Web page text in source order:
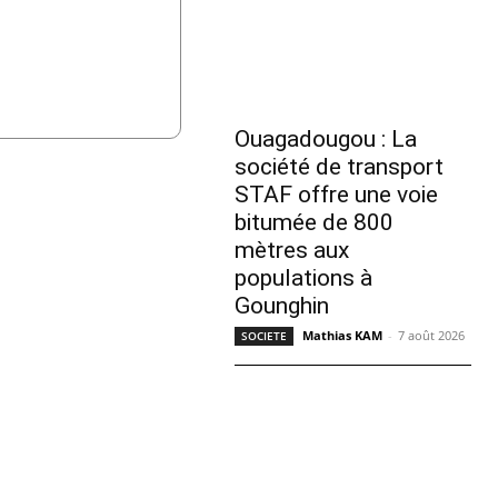
Ouagadougou : La
société de transport
STAF offre une voie
bitumée de 800
mètres aux
populations à
Gounghin
SOCIETE Mathias KAM - 7 août 2026